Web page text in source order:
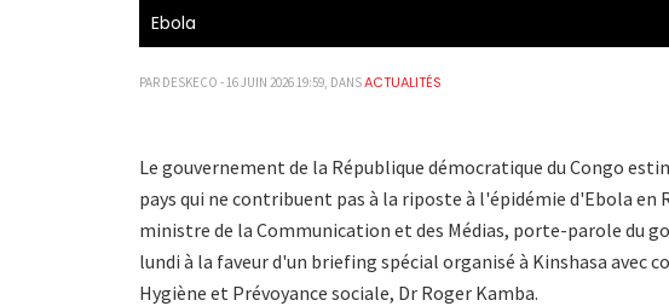
Ebola
PAR DESKECO - 16 JUIN 2026 19:59, DANSACTUALITÉS
Le gouvernement de la République démocratique du Congo
pays qui ne contribuent pas à la riposte à l'épidémie d'Ebola en
ministre de la Communication et des Médias, porte-parole du
lundi à la faveur d'un briefing spécial organisé à Kinshasa avec
Hygiène et Prévoyance sociale, Dr Roger Kamba.